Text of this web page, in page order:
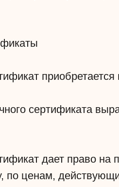
приобретается
сертификата
дает право на
по ценам,